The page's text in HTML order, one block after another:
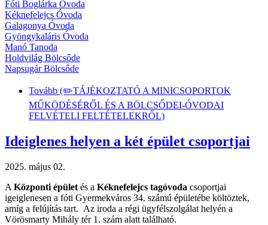
Fóti Boglárka Óvoda
Kéknefelejcs Óvoda
Galagonya Óvoda
Gyöngykaláris Óvoda
Manó Tanoda
Holdvilág Bölcsőde
Napsugár Bölcsőde
Tovább (✏️TÁJÉKOZTATÓ A MINICSOPORTOK
MŰKÖDÉSÉRŐL ÉS A BÖLCSŐDEI-ÓVODAI
FELVÉTELI FELTÉTELEKRŐL)
Ideiglenes helyen a két épület csoportjai
2025. május 02.
A Központi épület és a Kéknefelejcs tagóvoda csoportjai
igeiglenesen a fóti Gyermekváros 34. számú épületébe költöztek,
amíg a felújítás tart. Az iroda a régi ügyfélszolgálat helyén a
Vörösmarty Mihály tér 1. szám alatt található.